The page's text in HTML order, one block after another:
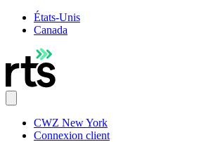
États-Unis
Canada
CWZ New York
Connexion client